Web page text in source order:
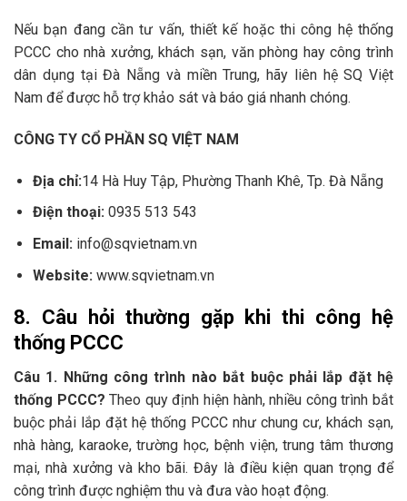
Nếu bạn đang cần tư vấn, thiết kế hoặc thi công hệ thống
PCCC cho nhà xưởng, khách sạn, văn phòng hay công trình
dân dụng tại Đà Nẵng và miền Trung, hãy liên hệ SQ Việt
Nam để được hỗ trợ khảo sát và báo giá nhanh chóng.
CÔNG TY CỔ PHẦN SQ VIỆT NAM
Địa chỉ:14 Hà Huy Tập, Phường Thanh Khê, Tp. Đà Nẵng
Điện thoại:0935 513 543
Email: info@sqvietnam.vn
Website: www.sqvietnam.vn
8. Câu hỏi thường gặp khi thi công hệ
thống PCCC
Câu 1. Những công trình nào bắt buộc phải lắp đặt hệ
thống PCCC?Theo quy định hiện hành, nhiều công trình bắt
buộc phải lắp đặt hệ thống PCCC như chung cư, khách sạn,
nhà hàng, karaoke, trường học, bệnh viện, trung tâm thương
mại, nhà xưởng và kho bãi. Đây là điều kiện quan trọng để
công trình được nghiệm thu và đưa vào hoạt động.